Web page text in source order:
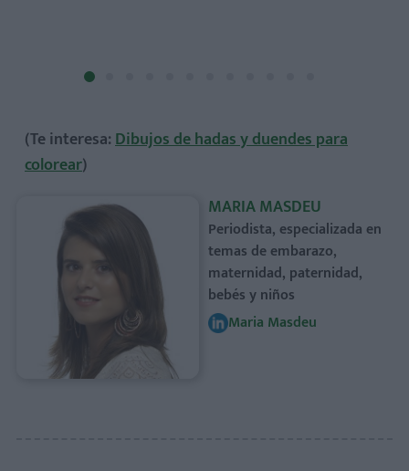
(Te interesa:Dibujos de hadas y duendes para
colorear)
MARIA MASDEU
Periodista, especializada en
temas de embarazo,
maternidad, paternidad,
bebés y niños
Maria Masdeu